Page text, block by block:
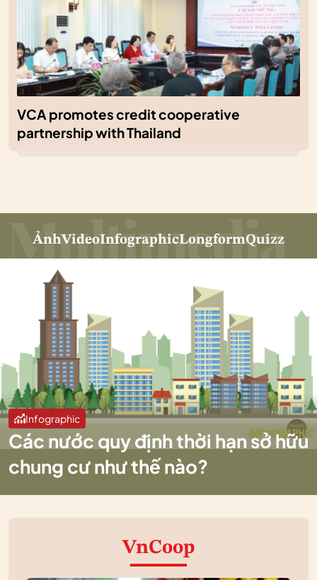
VCA promotes credit cooperative
partnership with Thailand
ẢnhVideoInfographicLongformQuizz
Infographic
Các nước quy định thời hạn sở hữu
chung cư như thế nào?
VnCoop